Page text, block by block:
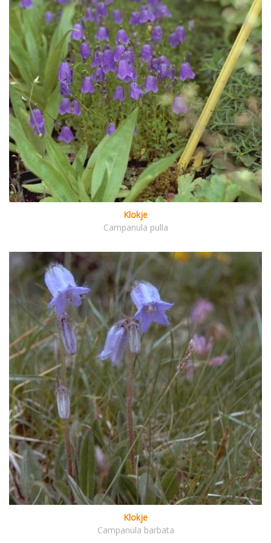
Klokje
Campanula pulla
Klokje
Campanula barbata